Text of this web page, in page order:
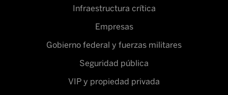
Infraestructura crítica
Empresas
Gobierno federal y fuerzas militares
Seguridad pública
VIP y propiedad privada